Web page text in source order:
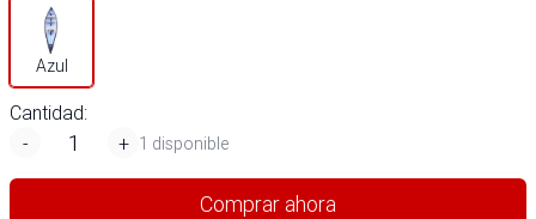
Azul
Cantidad:
-
+ 1 disponible
Comprar ahora